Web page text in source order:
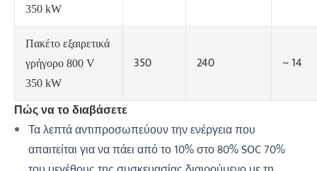
350 kW
Πακέτο εξαιρετικά
γρήγορο 800 V
350 kW
350 240 ~ 14
Πώς να το διαβάσετε
Τα λεπτά αντιπροσωπεύουν την ενέργεια που
απαιτείται για να πάει από το 10% στο 80% SOC 70%